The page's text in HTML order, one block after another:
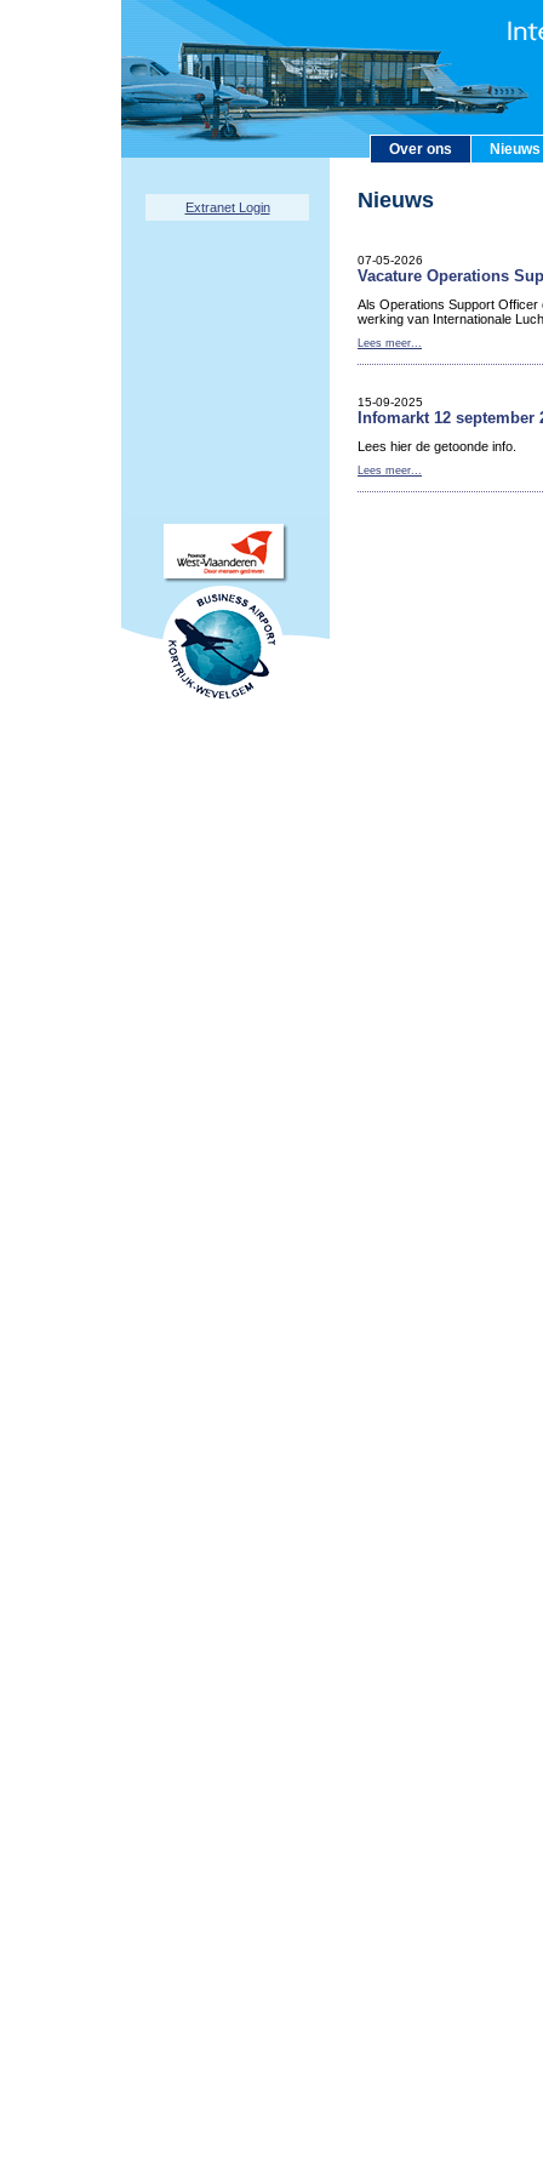
Over ons Nieuws
Extranet Login Nieuws
07-05-2026
Vacature Operations
Als Operations Support Officer
werking van Internationale
Lees meer...
15-09-2025
Infomarkt 12 september
Lees hier de getoonde info.
Lees meer...